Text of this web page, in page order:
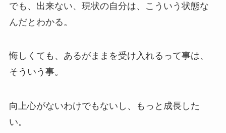
でも、出来ない、現状の自分は、こういう状態な
んだとわかる。
悔しくても、あるがままを受け入れるって事は、
そういう事。
向上心がないわけでもないし、もっと成長した
い。